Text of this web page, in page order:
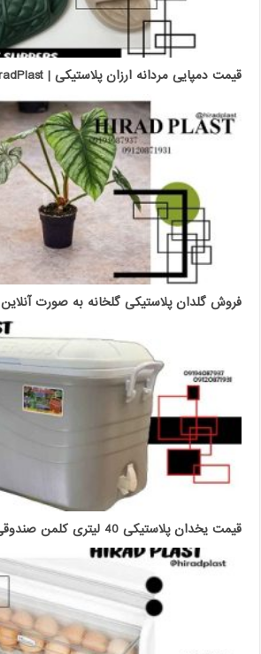
قیمت دمپایی مردانه ارزان پلاستیکی | HiradPlast
فروش گلدان پلاستیکی گلخانه به صورت آنلاین
قیمت یخدان پلاستیکی 40 لیتری کلمن صندوقی + مشاوره رایگان